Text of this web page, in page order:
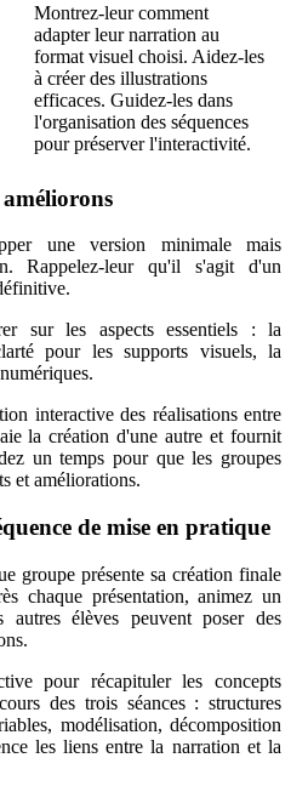
Montrez-leur comment
adapter leur narration au
format visuel choisi. Aidez-les
à créer des illustrations
efficaces. Guidez-les dans
l'organisation des séquences
pour préserver l'interactivité.
améliorons
une version minimale mais
Rappelez-leur qu'il s'agit d'un
sur les aspects essentiels : la
pour les supports visuels, la
interactive des réalisations entre
la création d'une autre et fournit
un temps pour que les groupes
et améliorations.
de mise en pratique
groupe présente sa création finale
chaque présentation, animez un
élèves peuvent poser des
pour récapituler les concepts
des trois séances : structures
modélisation, décomposition
les liens entre la narration et la